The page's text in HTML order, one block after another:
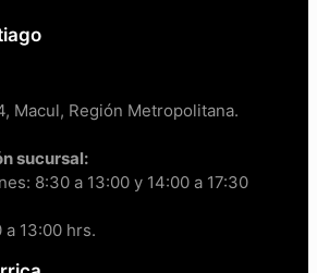
Macul, Región Metropolitana.
sucursal:
8:30 a 13:00 y 14:00 a 17:30
a 13:00 hrs.